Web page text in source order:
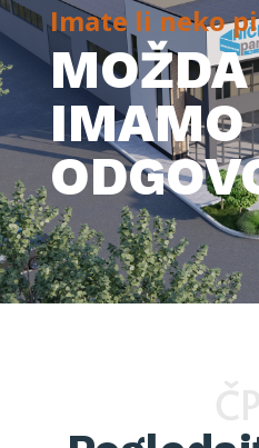
Imate li neko
MOŽDA
IMAMO